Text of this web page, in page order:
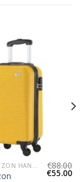
TRAVELZ HORIZON HANDBAGAGEKOFFER €88.00
€55.00